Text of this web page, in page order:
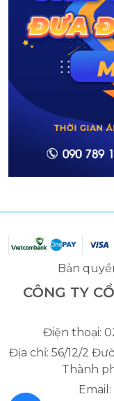
Bản
CÔNG TY
Điện thoại:
Địa chỉ: 56/12/2
Thành
Email: